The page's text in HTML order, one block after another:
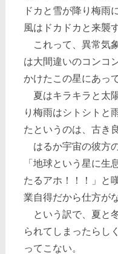
ドカと雪が降り梅雨
風はドカドカと来襲
これって、異常気
は大間違いのコンコ
かけたこの星にあっ
夏はキラキラと太
り梅雨はシトシトと
たというのは、古き
はるか宇宙の彼方
「地球という星に生
たるアホ！！！」と
業自得だから仕方が
という訳で、夏と
られてしまったらし
ってこない。